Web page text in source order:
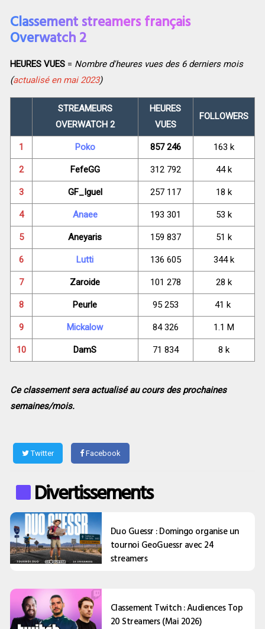
Classement streamers français
Overwatch 2
HEURES VUES= Nombre d'heures vues des 6 derniers mois
(actualisé en mai 2023)
STREAMEURS
OVERWATCH 2
HEURES
VUES
FOLLOWERS
1 Poko 857 246 163 k
2 FefeGG 312 792 44 k
3 GF_Iguel 257 117 18 k
4 Anaee 193 301 53 k
5 Aneyaris 159 837 51 k
6 Lutti 136 605 344 k
7 Zaroide 101 278 28 k
8 Peurle 95 253 41 k
9 Mickalow 84 326 1.1 M
10 DamS 71 834 8 k
Ce classement sera actualisé au cours des prochaines
semaines/mois.
Twitter Facebook
Divertissements
Duo Guessr : Domingo organise un
tournoi GeoGuessr avec 24
streamers
Classement Twitch : Audiences Top
20 Streamers (Mai 2026)